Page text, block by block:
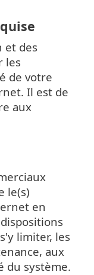
et des
les
de votre
Il est de
aux
le(s)
en
limiter, les
aux
du système.